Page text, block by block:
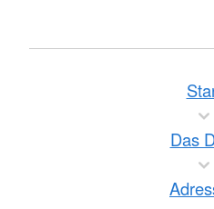
Das